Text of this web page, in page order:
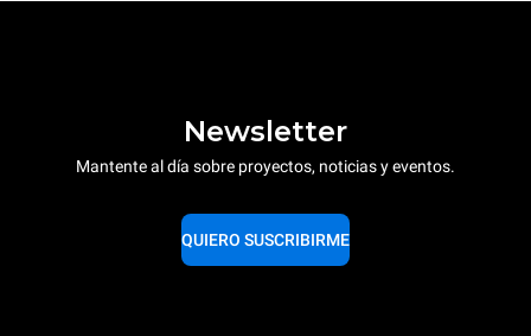
Newsletter
Mantente al día sobre proyectos, noticias y eventos.
QUIERO SUSCRIBIRME